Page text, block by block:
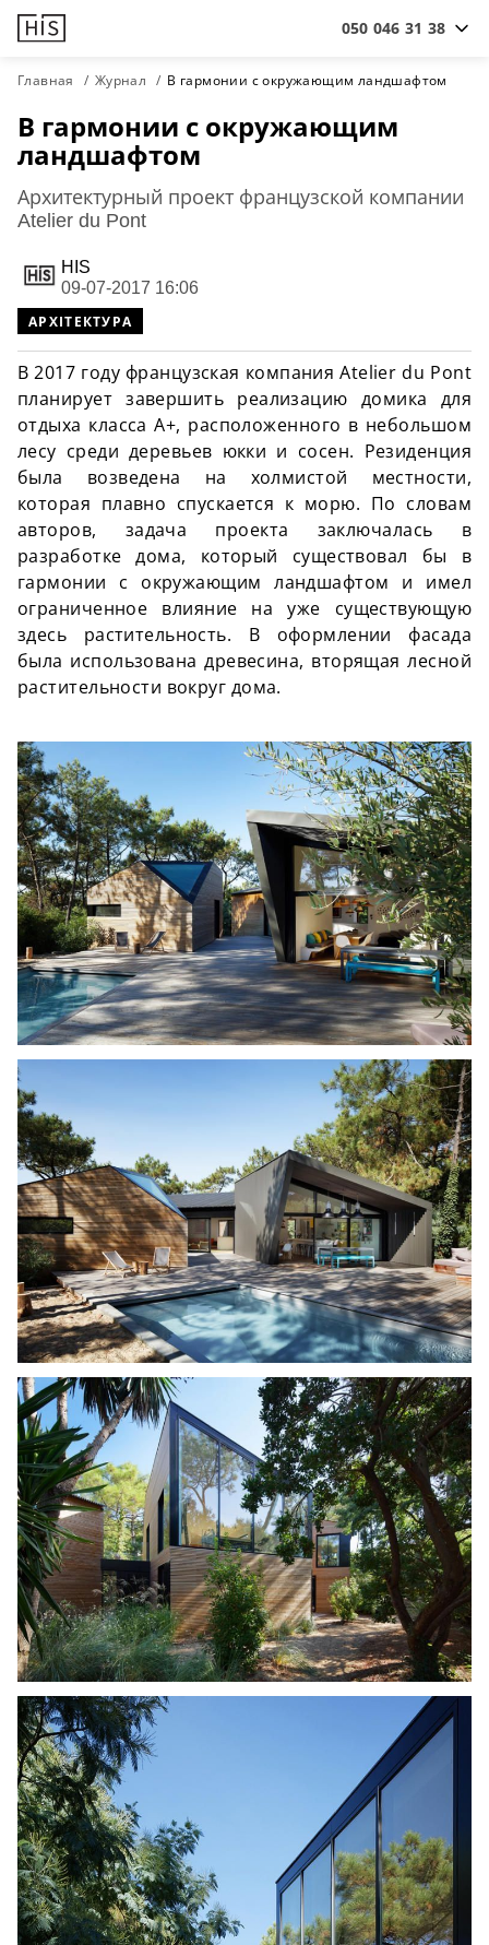
050 046 31 38
Главная Журнал В гармонии с окружающим ландшафтом
В гармонии с окружающим
ландшафтом
Архитектурный проект французской компании
Atelier du Pont
HIS
09-07-2017 16:06
АРХІТЕКТУРА
В 2017 году французская компания Atelier du Pont
планирует завершить реализацию домика для
отдыха класса А+, расположенного в небольшом
лесу среди деревьев юкки и сосен. Резиденция
была возведена на холмистой местности,
которая плавно спускается к морю. По словам
авторов, задача проекта заключалась в
разработке дома, который существовал бы в
гармонии с окружающим ландшафтом и имел
ограниченное влияние на уже существующую
здесь растительность. В оформлении фасада
была использована древесина, вторящая лесной
растительности вокруг дома.